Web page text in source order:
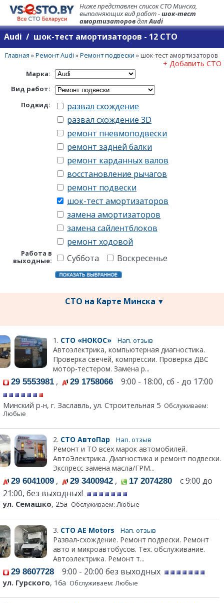
Ниже представлен список СТО Минска,
выполняющих вид работ -шок-тест
амортизаторовдляAudi
Audi / шок-тест амортизаторов - 12 СТО
Главная »Ремонт Audi »Ремонт подвески »шок-тест амортизаторов
+ Добавить СТО
Марка:
Вид работ:
Подвид:
развал схождение
развал схождение 3D
ремонт пневмоподвески
ремонт задней балки
ремонт карданных валов
восстановление рычагов
ремонт подвески
шок-тест амортизаторов
замена амортизаторов
замена сайлентблоков
ремонт ходовой
Работа в
выходные:
Суббота Воскресенье
СТО на Карте Минска ▼
1. СТО «НОКОС» Нап. отзыв
Автоэлектрика, компьютерная диагностика.
Проверка свечей, компрессии. Проверка ДВС
мотор-тестером. Замена р...
29 5553981 , 29 1758066 9:00 - 18:00, сб - до 17:00
Минский р-н, г. Заславль, ул. Строительная 5 Обслуживаем:
Любые
2. СТО АвтоПар Нап. отзыв
Ремонт и ТО всех марок автомобилей.
АвтоЭлектрика. Диагностика и ремонт подвески.
Экспресс замена масла/ГРМ...
29 6041009 , 29 3400942 , 17 2074280 с 9:00 до
21:00, без выходных!
ул. Семашко, 25а Обслуживаем: Любые
3. СТО АЕ Моtors Нап. отзыв
Развал-схождение. Ремонт подвески. Ремонт
авто и микроавтобусов. Тех. обслуживание.
Автоэлектрика. Ремонт т...
29 8607728 9:00 - 20:00 без выходных
ул. Гурского, 16а Обслуживаем: Любые